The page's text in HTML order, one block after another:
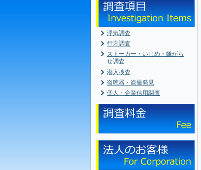
浮気調査
行方調査
ストーカー・いじめ・嫌がら
せ調査
潜入捜査
盗聴器・盗撮発見
個人・企業信用調査